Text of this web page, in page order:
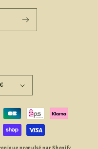
France | EUR €
propulsé par Shopify